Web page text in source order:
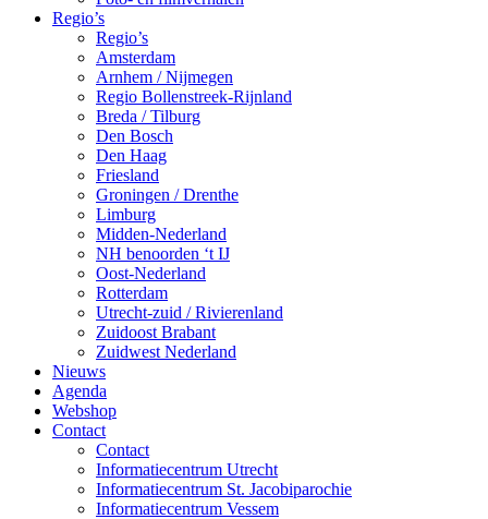
Regio’s
Regio’s
Amsterdam
Arnhem / Nijmegen
Regio Bollenstreek-Rijnland
Breda / Tilburg
Den Bosch
Den Haag
Friesland
Groningen / Drenthe
Limburg
Midden-Nederland
NH benoorden ‘t IJ
Oost-Nederland
Rotterdam
Utrecht-zuid / Rivierenland
Zuidoost Brabant
Zuidwest Nederland
Nieuws
Agenda
Webshop
Contact
Contact
Informatiecentrum Utrecht
Informatiecentrum St. Jacobiparochie
Informatiecentrum Vessem